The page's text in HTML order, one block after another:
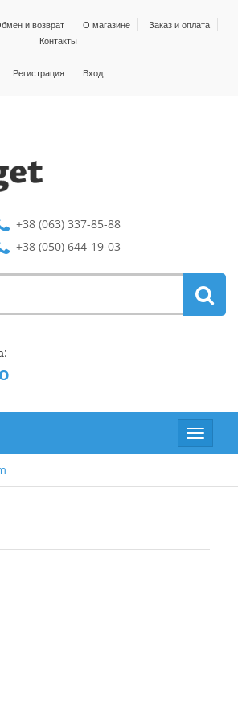
и возврат О магазине
Заказ и оплата
Контакты
Регистрация Вход
+38 (063) 337-85-88
+38 (050) 644-19-03
Toggle